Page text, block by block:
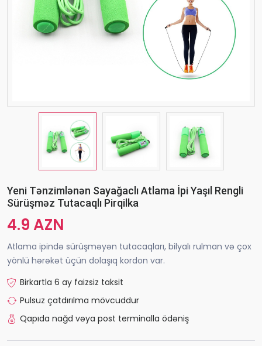
Yeni Tənzimlənən Sayağaclı Atlama İpi Yaşıl Rengli
Sürüşməz Tutacaqlı Pirqilka
4.9 AZN
Atlama ipində sürüşməyən tutacaqları, bilyalı rulman və çox
yönlü hərəkət üçün dolaşıq kordon var.
Birkartla 6 ay faizsiz taksit
Pulsuz çatdırılma mövcuddur
Qapıda nağd vəya post terminalla ödəniş